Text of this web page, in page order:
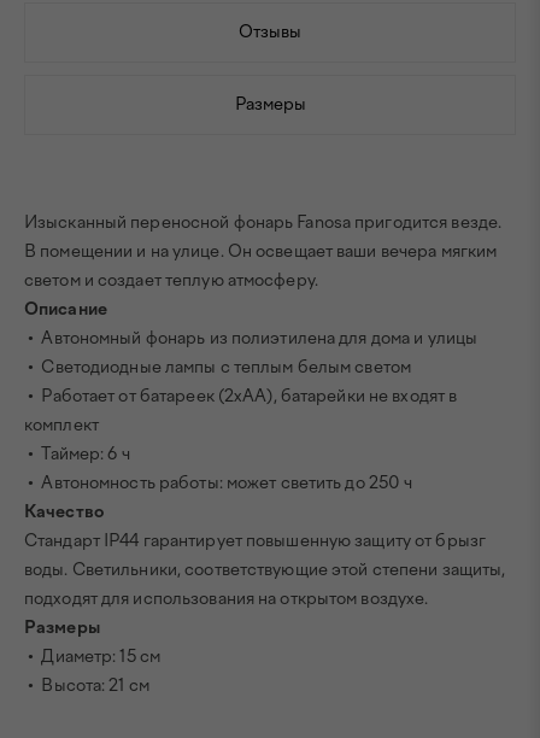
Отзывы
Размеры
Изысканный переносной фонарь Fanosa пригодится везде.
В помещении и на улице. Он освещает ваши вечера мягким
светом и создает теплую атмосферу.
Описание
• Автономный фонарь из полиэтилена для дома и улицы
• Светодиодные лампы с теплым белым светом
• Работает от батареек (2xAA), батарейки не входят в
комплект
• Таймер: 6 ч
• Автономность работы: может светить до 250 ч
Качество
Стандарт IP44 гарантирует повышенную защиту от брызг
воды. Светильники, соответствующие этой степени защиты,
подходят для использования на открытом воздухе.
Размеры
• Диаметр: 15 см
• Высота: 21 см